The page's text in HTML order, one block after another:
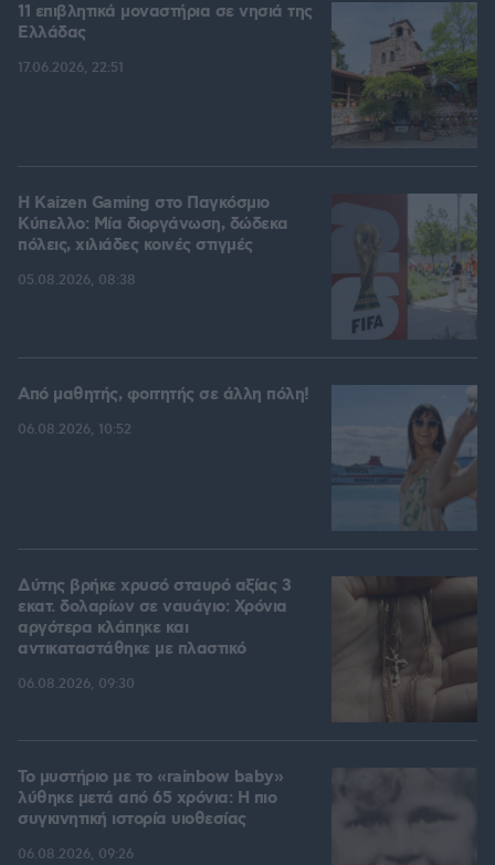
11 επιβλητικά μοναστήρια σε νησιά της
Ελλάδας
17.06.2026, 22:51
H Kaizen Gaming στο Παγκόσμιο
Kύπελλο: Μία διοργάνωση, δώδεκα
πόλεις, χιλιάδες κοινές στιγμές
05.08.2026, 08:38
Από μαθητής, φοιτητής σε άλλη πόλη!
06.08.2026, 10:52
Δύτης βρήκε χρυσό σταυρό αξίας 3
εκατ. δολαρίων σε ναυάγιο: Χρόνια
αργότερα κλάπηκε και
αντικαταστάθηκε με πλαστικό
06.08.2026, 09:30
Το μυστήριο με το «rainbow baby»
λύθηκε μετά από 65 χρόνια: Η πιο
συγκινητική ιστορία υιοθεσίας
06.08.2026, 09:26